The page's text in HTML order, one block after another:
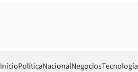
InicioPolíticaNacionalNegociosTecnología